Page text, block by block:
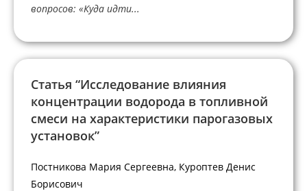
вопросов: «Куда идти...
Статья “Исследование влияния
концентрации водорода в топливной
смеси на характеристики парогазовых
установок”
Постникова Мария Сергеевна, Куроптев Денис
Борисович